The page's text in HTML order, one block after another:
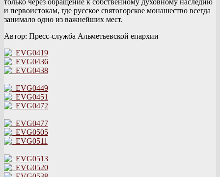
и первоистокам, где русское святогорское монашество всегда
занимало одно из важнейших мест.
Автор: Пресс-служба Альметьевской епархии